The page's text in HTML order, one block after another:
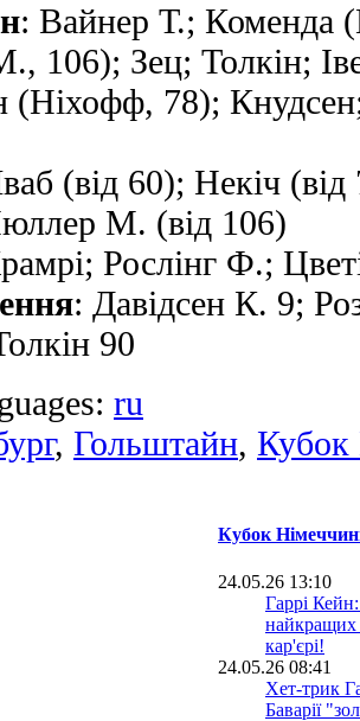
: Вайнер Т.; Коменда
106); Зец; Толкін;
(Нiхофф, 78);
(від 60); Некіч
М. (від 106)
Рослінг Ф.;
: Давідсен К. 9;
90
ru
, Гольштайн, Кубок
Кубок
24.05.26 13:10
Гаррі
найкращих
кар'єрі!
24.05.26 08:41
Хет-трик
Баварії